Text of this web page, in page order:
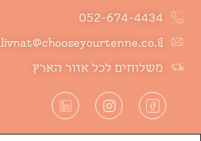
052-674-4434
livnat@chooseyourtenne.co.il
משלוחים לכל אזור הארץ